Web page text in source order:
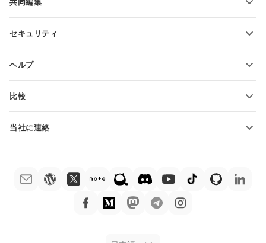
無料アカウントをリクエスト
翻訳者向け
セキュリティ
ヘルプ
ヘルプ・センター
デモ注文
比較
ONLYOFFICE Docs vs Google Docs
ONLYOFFICE Docs vs WPS
ONLYOFFICE Docs vs Adobe Acrobat
当社に連絡
プレスリリースに関する質問press@onlyoffice.com
折返し電話をリクエスト